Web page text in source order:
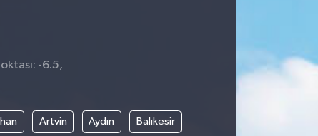
-6.5,
Artvin Aydın Balıkesir